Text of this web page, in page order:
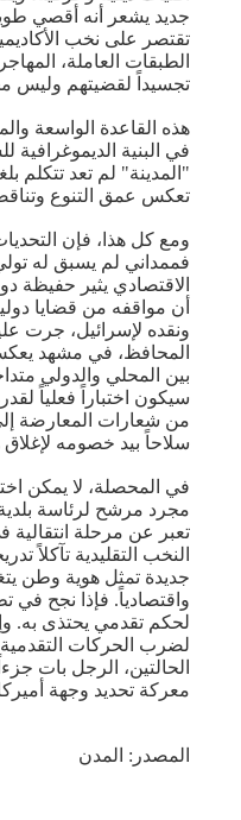
جديد يشعر أنه أقصي
تقتصر على نخب
الطبقات العاملة،
تجسيداً لقضيتهم وليس
هذه القاعدة الواسعة
في البنية
"المدينة" لم تعد تتكلم
تعكس عمق التنوع
ومع كل هذا، فإن
فممداني لم يسبق له
الاقتصادي يثير حفيظة
أن مواقفه من قضايا
ونقده لإسرائيل، جرت
المحافظ، في مشهد
بين المحلي والدولي
سيكون اختباراً فعلياً
من شعارات المعارضة
سلاحاً بيد خصومه
في المحصلة، لا يمكن
مجرد مرشح لرئاسة
تعبر عن مرحلة
النخب التقليدية تآكلاً
جديدة تمثل هوية وطن
واقتصادياً. فإذا نجح في
لحكم تقدمي يحتذى به.
لضرب الحركات
الحالتين، الرجل بات
معركة تحديد وجهة
المصدر: المدن